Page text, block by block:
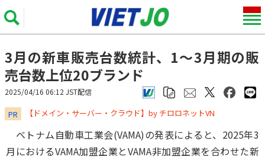
3月の新車販売台数統計、1～3月期の販
売台数上位20ブランド
2025/04/16 06:12 JST配信
PR ​​​​​​​【ドメイン・サーバー・クラウド】by チロロネットVN
ベトナム自動車工業会(VAMA)の発表によると、2025年3
月におけるVAMA加盟企業とVAMA非加盟企業を合わせた新